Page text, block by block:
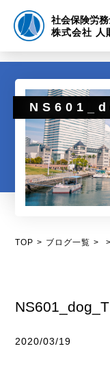
社会保険労
株式会社 人
TOP ブログ一覧
2020/03/19